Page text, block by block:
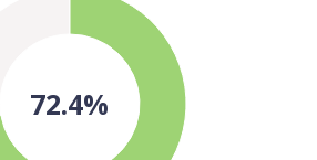
72.4%